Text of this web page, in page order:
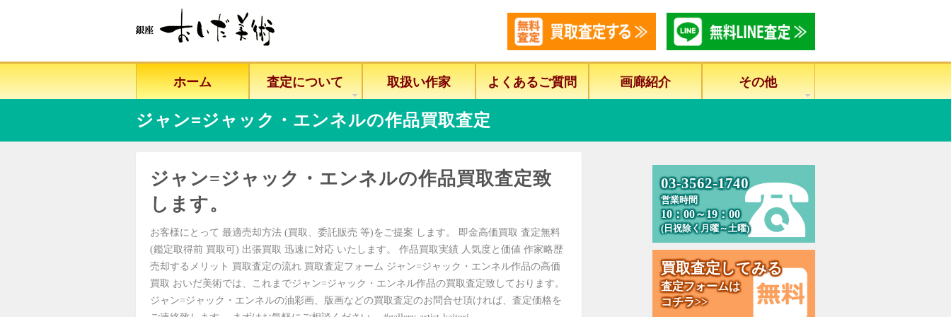
ホーム 査定について 取扱い作家 よくあるご質問 画廊紹介 その他
ジャン=ジャック・エンネルの作品買取査定
ジャン=ジャック・エンネルの作品買取査定致
します。
お客様にとって 最適売却方法 (買取、委託販売 等)をご提案 します。 即金高価買取 査定無料
(鑑定取得前 買取可) 出張買取 迅速に対応 いたします。 作品買取実績 人気度と価値 作家略歴
売却するメリット 買取査定の流れ 買取査定フォーム ジャン=ジャック・エンネル作品の高価
買取 おいだ美術では、これまでジャン=ジャック・エンネル作品の買取査定致しております。
ジャン=ジャック・エンネルの油彩画、版画などの買取査定のお問合せ頂ければ、査定価格を
03-3562-1740
営業時間
10：00～19：00
(日祝除く月曜～土曜)
買取査定してみる
査定フォームは
コチラ>>